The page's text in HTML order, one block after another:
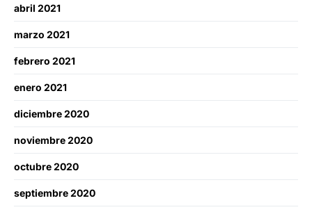
abril 2021
marzo 2021
febrero 2021
enero 2021
diciembre 2020
noviembre 2020
octubre 2020
septiembre 2020